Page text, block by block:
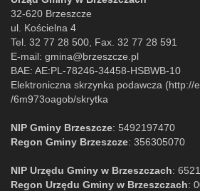
32-620 Brzeszcze
ul. Kościelna 4
Tel. 32 77 28 500, Fax. 32 77 28 591
E-mail: gmina@brzeszcze.pl
BAE: AE:PL-78246-34458-HSBWB-10
Elektroniczna skrzynka podawcza (http://
/6m973oagob/skrytka
NIP Gminy Brzeszcze: 5492197470
Regon Gminy Brzeszcze: 356305070
NIP Urzędu Gminy w Brzeszczach:
Regon Urzędu Gminy w Brzeszczach: